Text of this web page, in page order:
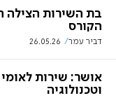
בת השירות הצילה
הקורס
דביר עמר 26.05.26
אושר: שירות
וטכנולוגיה